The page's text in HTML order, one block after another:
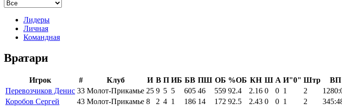
Лидеры
Личная
Командная
Вратари
Игрок # Клуб И В П ИБ БВ ПШ ОБ %ОБ КН Ш А И"0" Штр
ВП
Перевозчиков Денис 33 Молот-Прикамье 25 9 5 5 605 46 559 92.4 2.16 0 0 1 2
Коробов Сергей
43 Молот-Прикамье 8 2 4 1 186 14 172 92.5 2.43 0 0 1 2